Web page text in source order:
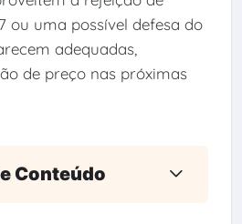
ou uma possível defesa do
adequadas,
de preço nas próximas
Conteúdo